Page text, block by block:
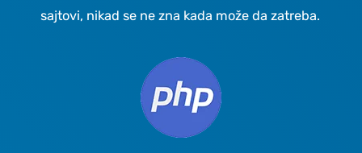
sajtovi, nikad se ne zna kada može da zatreba.